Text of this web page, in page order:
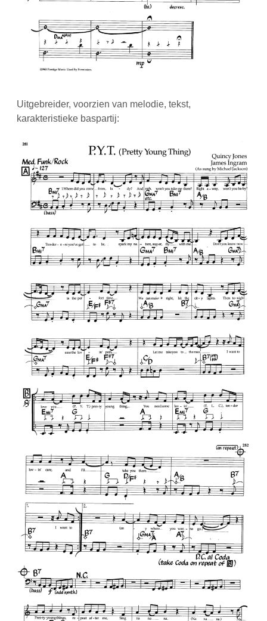
Uitgebreider, voorzien van melodie, tekst,
karakteristieke baspartij: